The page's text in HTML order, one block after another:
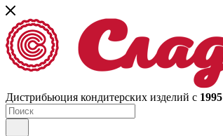
Дистрибьюция кондитерских изделий с 1995